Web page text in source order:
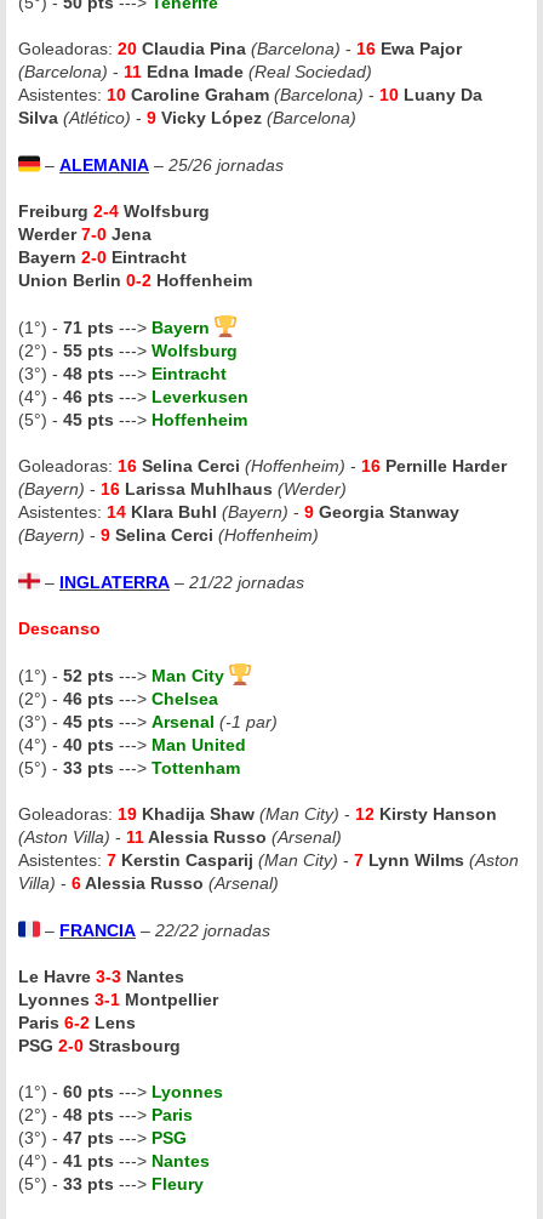
Goleadoras: 20 Claudia Pina (Barcelona) - 16 Ewa Pajor
(Barcelona) - 11 Edna Imade (Real Sociedad)
Asistentes: 10 Caroline Graham (Barcelona) - 10 Luany Da
Silva (Atlético) - 9 Vicky López (Barcelona)
– ALEMANIA – 25/26 jornadas
Freiburg 2-4 Wolfsburg
Werder7-0 Jena
Bayern 2-0 Eintracht
Union Berlin 0-2 Hoffenheim
(1°) - 71 pts ---> Bayern
(2°) - 55 pts ---> Wolfsburg
(3°) - 48 pts ---> Eintracht
(4°) - 46 pts ---> Leverkusen
(5°) - 45 pts ---> Hoffenheim
Goleadoras: 16 Selina Cerci (Hoffenheim) - 16 Pernille Harder
(Bayern) - 16 Larissa Muhlhaus (Werder)
Asistentes: 14 Klara Buhl (Bayern) - 9 Georgia Stanway
(Bayern) - 9 Selina Cerci (Hoffenheim)
– INGLATERRA – 21/22 jornadas
Descanso
(1°) - 52 pts ---> Man City
(2°) - 46 pts ---> Chelsea
(3°) - 45 pts ---> Arsenal (-1 par)
(4°) - 40 pts ---> Man United
(5°) - 33 pts ---> Tottenham
Goleadoras: 19 Khadija Shaw (Man City) - 12 Kirsty Hanson
(Aston Villa) - 11Alessia Russo (Arsenal)
Asistentes: 7 Kerstin Casparij (Man City) - 7 Lynn Wilms (Aston
Villa) - 6Alessia Russo (Arsenal)
– FRANCIA – 22/22 jornadas
Le Havre 3-3 Nantes
Lyonnes 3-1 Montpellier
Paris 6-2 Lens
PSG 2-0 Strasbourg
(1°) - 60 pts ---> Lyonnes
(2°) - 48 pts ---> Paris
(3°) - 47 pts ---> PSG
(4°) - 41 pts ---> Nantes
(5°) - 33 pts ---> Fleury